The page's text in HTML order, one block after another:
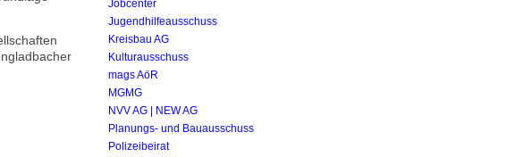
Jobcenter
Jugendhilfeausschuss
Kreisbau AG
Kulturausschuss
mags AöR
MGMG
NVV AG | NEW AG
Planungs- und Bauausschuss
Polizeibeirat